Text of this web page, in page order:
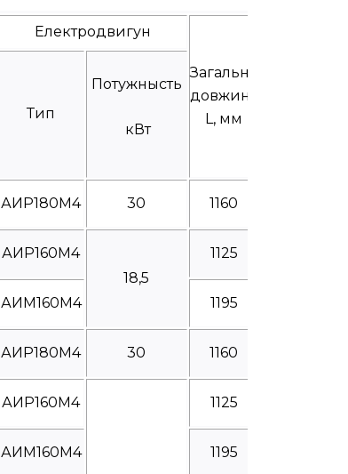
Електродвигун
Загальна
довжина
L, мм
Тип
Потужнысть
кВт
АИР180М4 30 1160
АИР160М4
18,5
1125
АИМ160М4 1195
АИР180М4 30 1160
АИР160М4 1125
АИМ160М4 1195